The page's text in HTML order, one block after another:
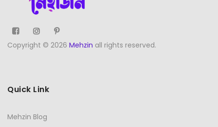
Copyright © 2026 Mehzin all rights reserved.
Quick Link
Mehzin Blog